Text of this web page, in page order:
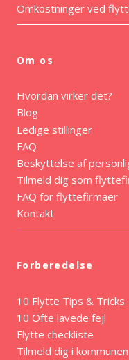
Omkostninger ved
Om os
Hvordan virker det?
Blog
Ledige stillinger
FAQ
Beskyttelse af
Tilmeld dig som
FAQ for flyttefirmaer
Kontakt
Forberedelse
10 Flytte Tips & Tricks
10 Ofte lavede fejl
Flytte checkliste
Tilmeld dig i kommunen